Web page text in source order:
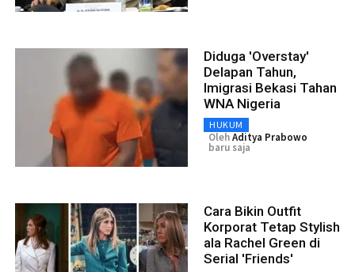
Diduga 'Overstay'
Delapan Tahun,
Imigrasi Bekasi Tahan
WNA Nigeria
HUKUM
OlehAditya Prabowo
baru saja
Cara Bikin Outfit
Korporat Tetap Stylish
ala Rachel Green di
Serial 'Friends'